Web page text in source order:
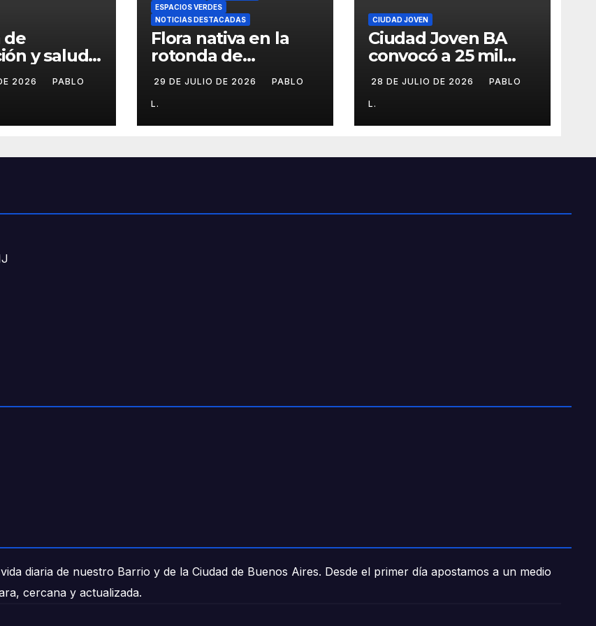
de
y salud
chicos
2026 PABLO
ESPACIOS VERDES
NOTICIAS DESTACADAS
Flora nativa en la
rotonda de
Agronomía
29 DE JULIO DE 2026 PABLO
L.
CIUDAD JOVEN
Ciudad Joven BA
convocó a 25 mil
personas
28 DE JULIO DE 2026 PABLO
L.
diaria de nuestro Barrio y de la Ciudad de Buenos Aires. Desde el primer día apostamos a un medio
cercana y actualizada.